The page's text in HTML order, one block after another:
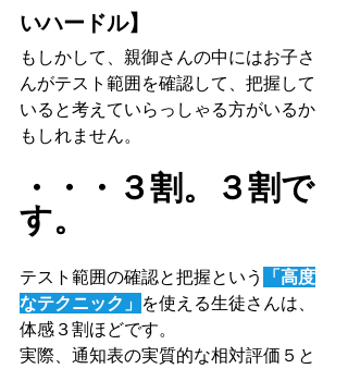
いハードル】
もしかして、親御さんの中にはお子さ
んがテスト範囲を確認して、把握して
いると考えていらっしゃる方がいるか
もしれません。
・・・３割。３割で
す。
テスト範囲の確認と把握という
「高度
なテクニック」 を使える生徒さんは、
体感３割ほどです。
実際、通知表の実質的な相対評価５と